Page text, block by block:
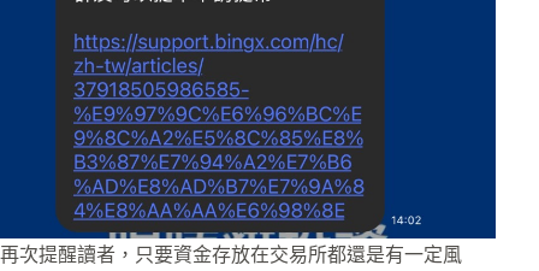
再次提醒讀者，只要資金存放在交易所都還是有一定風